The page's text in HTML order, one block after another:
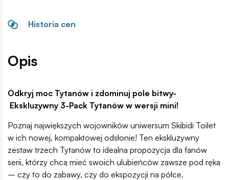
Historia cen
Opis
Odkryj moc Tytanów i zdominuj pole bitwy-
Ekskluzywny 3-Pack Tytanów w wersji mini!
Poznaj największych wojowników uniwersum Skibidi Toilet
w ich nowej, kompaktowej odsłonie! Ten ekskluzywny
zestaw trzech Tytanów to idealna propozycja dla fanów
serii, którzy chcą mieć swoich ulubieńców zawsze pod ręką
– czy to do zabawy, czy do ekspozycji na półce.